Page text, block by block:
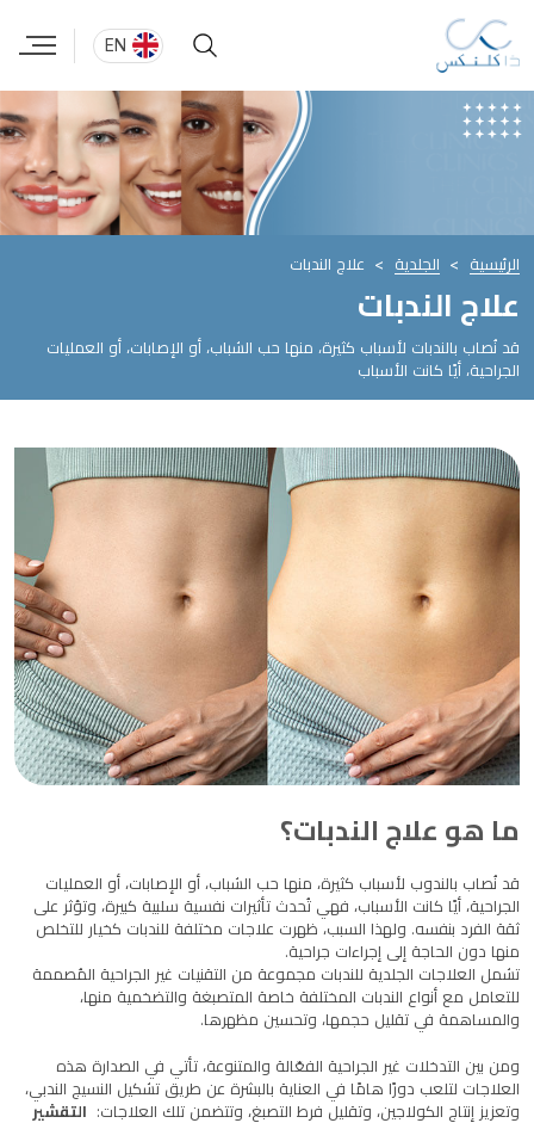
EN
الرئيسية الجلدية علاج الندبات
علاج الندبات
قد نُصاب بالندبات لأسباب كثيرة، منها حب الشباب، أو الإصابات، أو العمليات
الجراحية، أيًا كانت الأسباب
ما هو علاج الندبات؟
قد نُصاب بالندوب لأسباب كثيرة، منها حب الشباب، أو الإصابات، أو العمليات
الجراحية، أيًا كانت الأسباب، فهي تُحدث تأثيرات نفسية سلبية كبيرة، وتؤثر على
ثقة الفرد بنفسه. ولهذا السبب، ظهرت علاجات مختلفة للندبات كخيار للتخلص
منها دون الحاجة إلى إجراءات جراحية.
تشمل العلاجات الجلدية للندبات مجموعة من التقنيات غير الجراحية المُصممة
للتعامل مع أنواع الندبات المختلفة خاصة المتصبغة والتضخمية منها،
والمساهمة في تقليل حجمها، وتحسين مظهرها.
ومن بين التدخلات غير الجراحية الفعّالة والمتنوعة، تأتي في الصدارة هذه
العلاجات لتلعب دورًا هامًا في العناية بالبشرة عن طريق تشكيل النسيج الندبي،
وتعزيز إنتاج الكولاجين، وتقليل فرط التصبغ، وتتضمن تلك العلاجات: التقشير